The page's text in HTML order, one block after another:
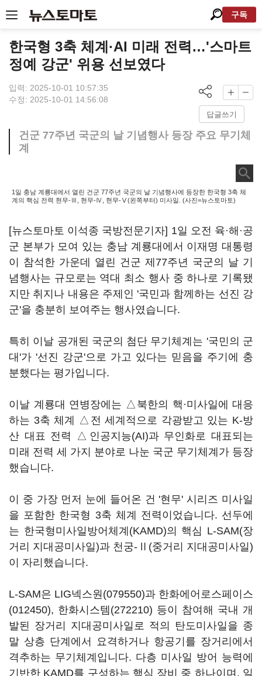
구독
한국형 3축 체계·AI 미래 전력…'스마트
정예 강군' 위용 선보였다
입력: 2025-10-01 10:57:35
수정: 2025-10-01 14:56:08
답글쓰기
건군 77주년 국군의 날 기념행사 등장 주요 무기체
계
1일 충남 계룡대에서 열린 건군 77주년 국군의 날 기념행사에 등장한 한국형 3축 체
계의 핵심 전력 현무-Ⅲ, 현무-Ⅳ, 현무-Ⅴ(왼쪽부터) 미사일. (사진=뉴스토마토)
[뉴스토마토 이석종 국방전문기자] 1일 오전 육·해·공
군 본부가 모여 있는 충남 계룡대에서 이재명 대통령
이 참석한 가운데 열린 건군 제77주년 국군의 날 기
념행사는 규모로는 역대 최소 행사 중 하나로 기록됐
지만 취지나 내용은 주제인 '국민과 함께하는 선진 강
군'을 충분히 보여주는 행사였습니다.
특히 이날 공개된 국군의 첨단 무기체계는 '국민의 군
대'가 '선진 강군'으로 가고 있다는 믿음을 주기에 충
분했다는 평가입니다.
이날 계룡대 연병장에는 △북한의 핵·미사일에 대응
하는 3축 체계 △전 세계적으로 각광받고 있는 K-방
산 대표 전력 △인공지능(AI)과 무인화로 대표되는
미래 전력 세 가지 분야로 나눈 국군 무기체계가 등장
했습니다.
이 중 가장 먼저 눈에 들어온 건 '현무' 시리즈 미사일
을 포함한 한국형 3축 체계 전력이었습니다. 선두에
는 한국형미사일방어체계(KAMD)의 핵심 L-SAM(장
거리 지대공미사일)과 천궁-Ⅱ(중거리 지대공미사일)
이 자리했습니다.
L-SAM은 LIG넥스원(079550)과 한화에어로스페이스
(012450), 한화시스템(272210) 등이 참여해 국내 개
발된 장거리 지대공미사일로 적의 탄도미사일을 종
말 상층 단계에서 요격하거나 항공기를 장거리에서
격추하는 무기체계입니다. 다층 미사일 방어 능력에
기반한 KAMD를 구성하는 핵심 장비 중 하나이며, 일